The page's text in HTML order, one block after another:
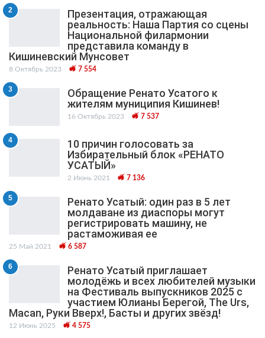
2
Презентация, отражающая
реальность: Наша Партия со сцены
Национальной филармонии
представила команду в
Кишиневский Мунсовет
8 Октябрь 2023 7 554
3
Обращение Ренато Усатого к
жителям муниципия Кишинев!
16 Октябрь 2023 7 537
4
10 причин голосовать за
Избирательный блок «РЕНАТО
УСАТЫЙ»
2 Июнь 2021 7 136
5
Ренато Усатый: один раз в 5 лет
молдаване из диаспоры могут
регистрировать машину, не
растаможивая ее
25 Май 2021 6 587
6
Ренато Усатый приглашает
молодёжь и всех любителей музыки
на Фестиваль выпускников 2025 с
участием Юлианы Берегой, The Urs,
Macan, Руки Вверх!, Басты и других звёзд!
12 Июнь 2025 4 575